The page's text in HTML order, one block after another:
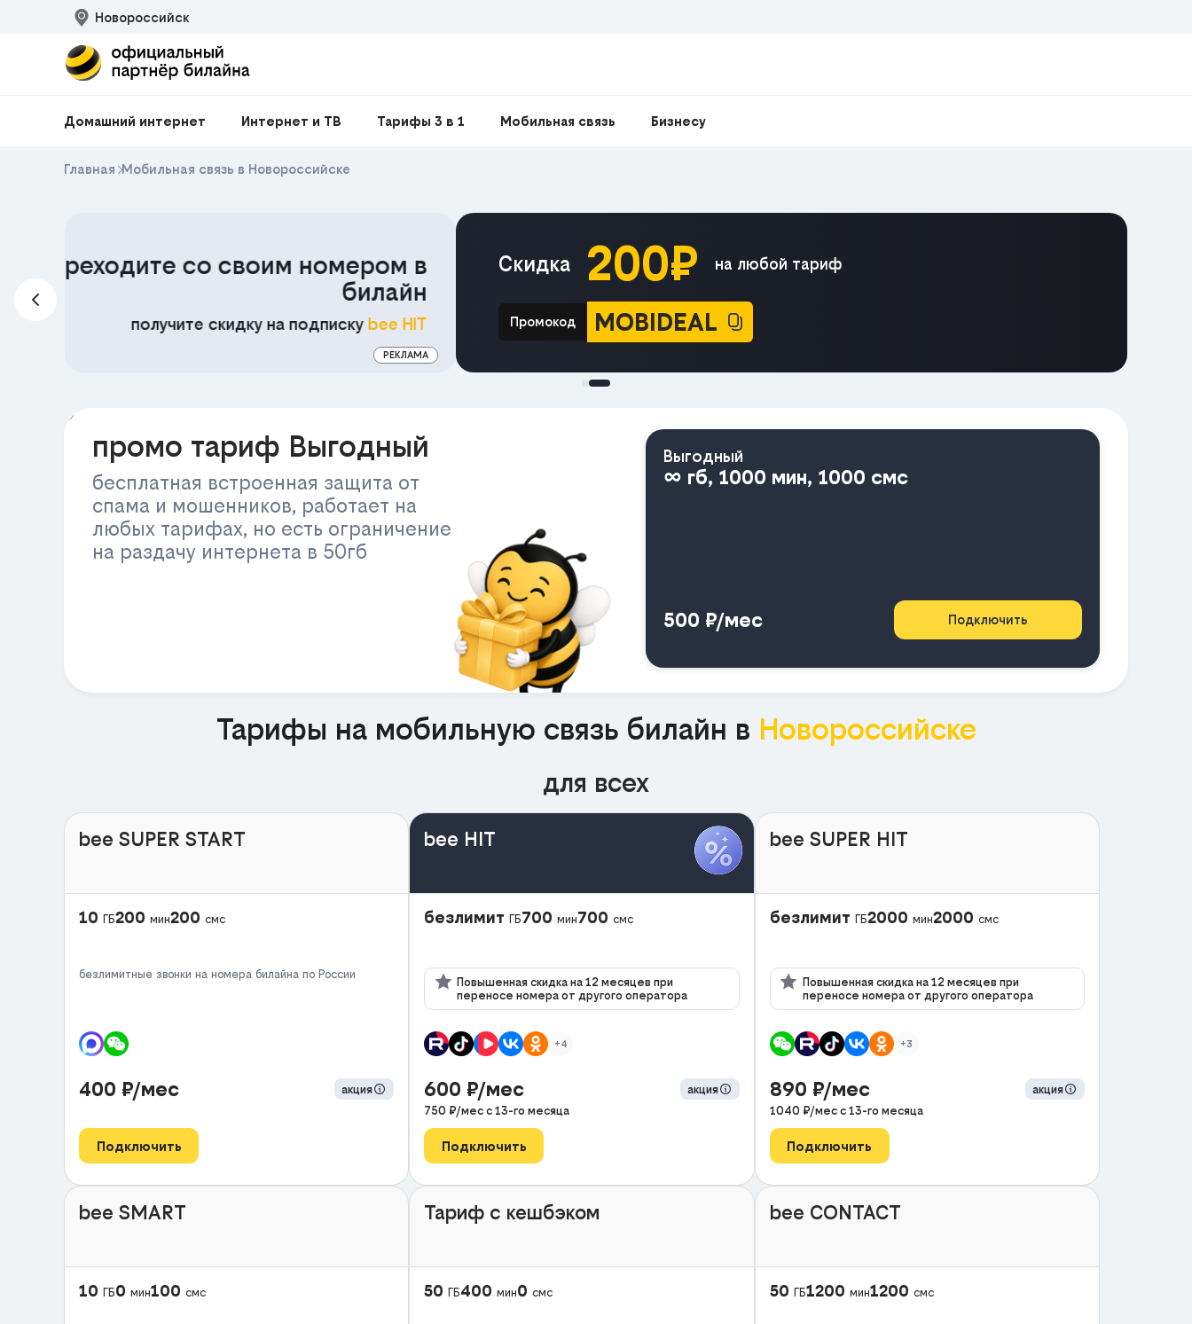
Новороссийск
Домашний интернет Интернет и ТВ Тарифы 3 в 1 Мобильная связь Бизнесу
Главная Мобильная связь в Новороссийске
Скидка 200₽ на любой тариф
Промокод MOBIDEAL
промо тариф Выгодный
бесплатная встроенная защита от
спама и мошенников, работает на
любых тарифах, но есть ограничение
на раздачу интернета в 50гб
Выгодный
∞ гб, 1000 мин, 1000 смс
500 ₽/мес Подключить
Тарифы на мобильную связь билайн в Новороссийске
для всех
bee SUPER START
10 ГБ200 мин200 смс
безлимитные звонки на номера билайна по России
400 ₽/мес акция
Подключить
bee HIT
безлимит ГБ700 мин700 смс
Повышенная скидка на 12 месяцев при
переносе номера от другого оператора
+4
600 ₽/мес
акция
750 ₽/мес с13-го месяца
Подключить
bee SUPER HIT
безлимит ГБ2000 мин2000 смс
Повышенная скидка на 12 месяцев при
переносе номера от другого оператора
+3
890 ₽/мес
акция
1040 ₽/мес с 13-го месяца
Подключить
bee SMART
10 ГБ0 мин100 смс
Тариф с кешбэком
50 ГБ400 мин0 смс
bee CONTACT
50 ГБ1200 мин1200 смс